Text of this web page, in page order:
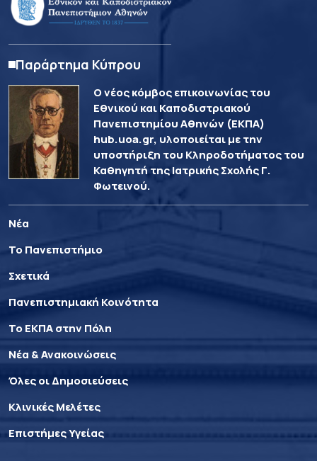
Παράρτημα Κύπρου
Ο νέος κόμβος επικοινωνίας του
Εθνικού και Καποδιστριακού
Πανεπιστημίου Αθηνών (ΕΚΠΑ)
hub.uoa.gr, υλοποιείται με την
υποστήριξη του Κληροδοτήματος του
Καθηγητή της Ιατρικής Σχολής Γ.
Φωτεινού.
Νέα
Το Πανεπιστήμιο
Σχετικά
Πανεπιστημιακή Κοινότητα
Το ΕΚΠΑ στην Πόλη
Νέα & Ανακοινώσεις
Όλες οι Δημοσιεύσεις
Κλινικές Μελέτες
Επιστήμες Υγείας